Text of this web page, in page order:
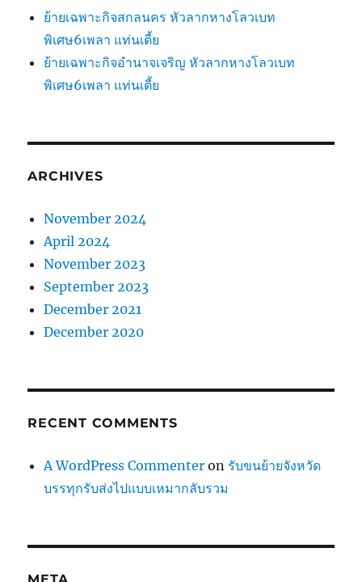
ย้ายเฉพาะกิจสกลนคร หัวลากหางโลวเบท
พิเศษ6เพลา แท่นเตี้ย
ย้ายเฉพาะกิจอำนาจเจริญ หัวลากหางโลวเบท
พิเศษ6เพลา แท่นเตี้ย
ARCHIVES
November 2024
April 2024
November 2023
September 2023
December 2021
December 2020
RECENT COMMENTS
A WordPress Commenter on รับขนย้ายจังหวัด
บรรทุกรับส่งไปแบบเหมากลับรวม